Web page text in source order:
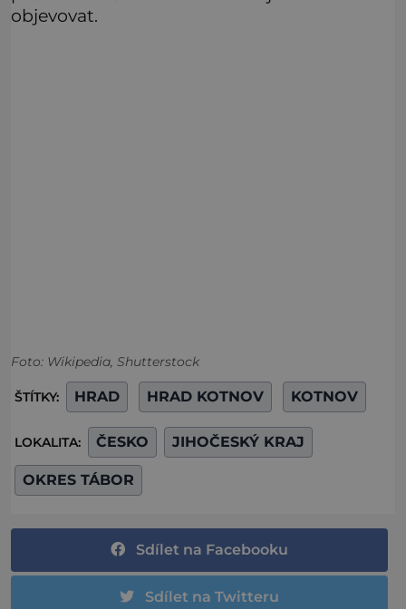
objevovat.
Foto: Wikipedia, Shutterstock
ŠTÍTKY: HRAD HRAD KOTNOV KOTNOV
LOKALITA: ČESKO JIHOČESKÝ KRAJ
OKRES TÁBOR
Sdílet na Facebooku
Sdílet na Twitteru